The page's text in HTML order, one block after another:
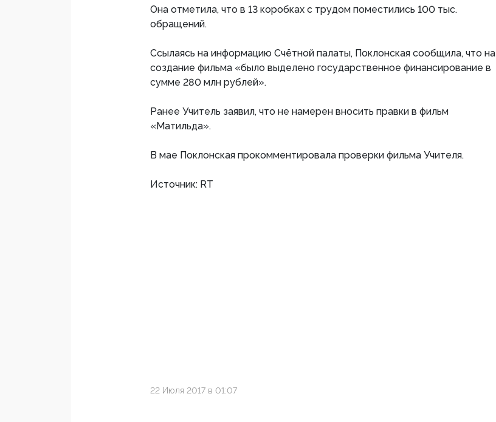
Она отметила, что в 13 коробках с трудом поместились 100 тыс.
обращений.
Ссылаясь на информацию Счётной палаты, Поклонская сообщила, что на
создание фильма «было выделено государственное финансирование в
сумме 280 млн рублей».
Ранее Учитель заявил, что не намерен вносить правки в фильм
«Матильда».
В мае Поклонская прокомментировала проверки фильма Учителя.
Источник: RT
22 Июля 2017 в 01:07